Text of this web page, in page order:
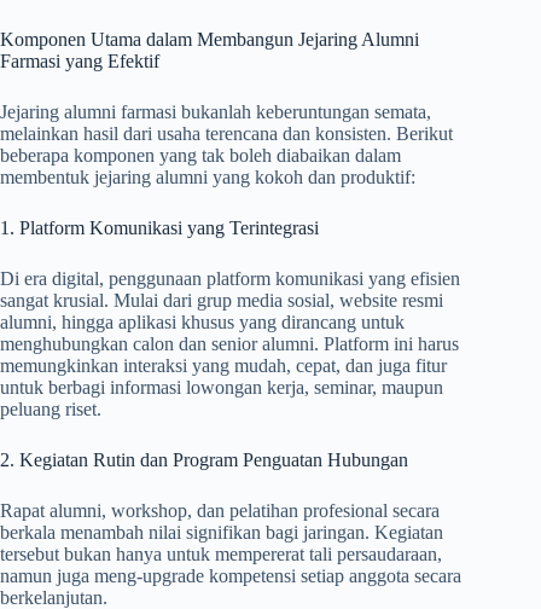
Komponen Utama dalam Membangun Jejaring Alumni
Farmasi yang Efektif
Jejaring alumni farmasi bukanlah keberuntungan semata,
melainkan hasil dari usaha terencana dan konsisten. Berikut
beberapa komponen yang tak boleh diabaikan dalam
membentuk jejaring alumni yang kokoh dan produktif:
1. Platform Komunikasi yang Terintegrasi
Di era digital, penggunaan platform komunikasi yang efisien
sangat krusial. Mulai dari grup media sosial, website resmi
alumni, hingga aplikasi khusus yang dirancang untuk
menghubungkan calon dan senior alumni. Platform ini harus
memungkinkan interaksi yang mudah, cepat, dan juga fitur
untuk berbagi informasi lowongan kerja, seminar, maupun
peluang riset.
2. Kegiatan Rutin dan Program Penguatan Hubungan
Rapat alumni, workshop, dan pelatihan profesional secara
berkala menambah nilai signifikan bagi jaringan. Kegiatan
tersebut bukan hanya untuk mempererat tali persaudaraan,
namun juga meng-upgrade kompetensi setiap anggota secara
berkelanjutan.